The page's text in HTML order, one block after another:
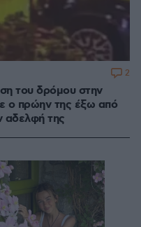
του δρόμου στην
ο πρώην της έξω από
αδελφή της
2